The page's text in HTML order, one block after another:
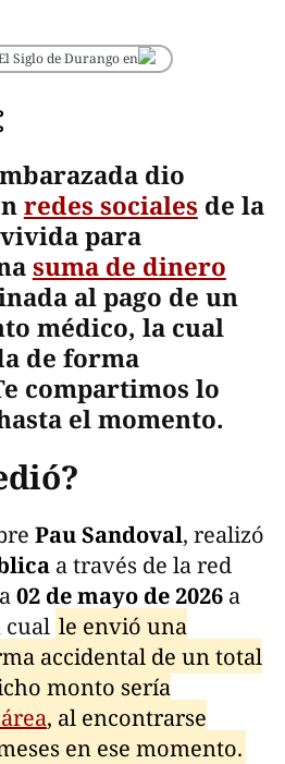
Siglo de Durango en
dio
redes sociales de la
para
suma de dinero
al pago de un
médico, la cual
de forma
compartimos lo
el momento.
Pau Sandoval, realizó
a través de la red
02 de mayo de 2026 a
cual le envió una
accidental de un total
monto sería
, al encontrarse
en ese momento.